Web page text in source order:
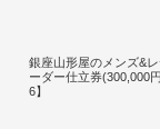
銀座山形屋のメンズ&
ーダー仕立券(300,000
6】